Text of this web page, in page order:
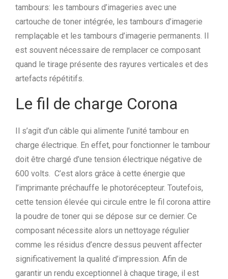
tambours: les tambours d’imageries avec une
cartouche de toner intégrée, les tambours d’imagerie
remplaçable et les tambours d’imagerie permanents. Il
est souvent nécessaire de remplacer ce composant
quand le tirage présente des rayures verticales et des
artefacts répétitifs.
Le fil de charge Corona
Il s’agit d’un câble qui alimente l’unité tambour en
charge électrique. En effet, pour fonctionner le tambour
doit être chargé d’une tension électrique négative de
600 volts. C’est alors grâce à cette énergie que
l’imprimante préchauffe le photorécepteur. Toutefois,
cette tension élevée qui circule entre le fil corona attire
la poudre de toner qui se dépose sur ce dernier. Ce
composant nécessite alors un nettoyage régulier
comme les résidus d’encre dessus peuvent affecter
significativement la qualité d’impression. Afin de
garantir un rendu exceptionnel à chaque tirage, il est